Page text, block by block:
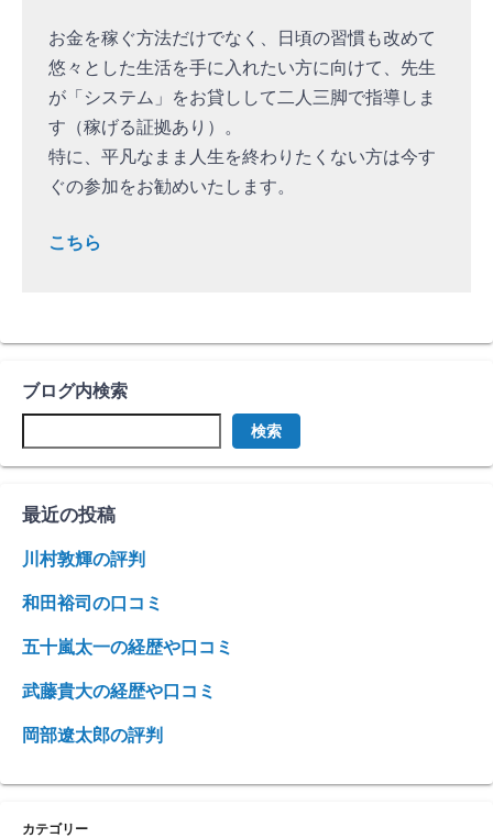
お金を稼ぐ方法だけでなく、日頃の習慣も改めて
悠々とした生活を手に入れたい方に向けて、先生
が「システム」をお貸しして二人三脚で指導しま
す（稼げる証拠あり）。
特に、平凡なまま人生を終わりたくない方は今す
ぐの参加をお勧めいたします。
こちら
ブログ内検索
検索
最近の投稿
川村敦輝の評判
和田裕司の口コミ
五十嵐太一の経歴や口コミ
武藤貴大の経歴や口コミ
岡部遼太郎の評判
カテゴリー